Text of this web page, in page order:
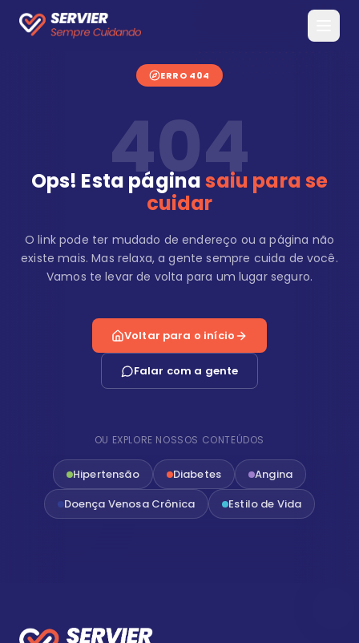
ERRO 404
404
Ops! Esta páginasaiu para se
cuidar
O link pode ter mudado de endereço ou a página não
existe mais. Mas relaxa, a gente sempre cuida de você.
Vamos te levar de volta para um lugar seguro.
Voltar para o início
Falar com a gente
OU EXPLORE NOSSOS CONTEÚDOS
Hipertensão Diabetes
Angina
Doença Venosa Crônica
Estilo de Vida